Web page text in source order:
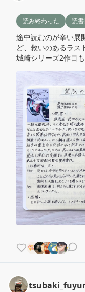
読み終わった 読
途中読むのが辛い展
ど、救いのあるラス
城崎シリーズ2作目